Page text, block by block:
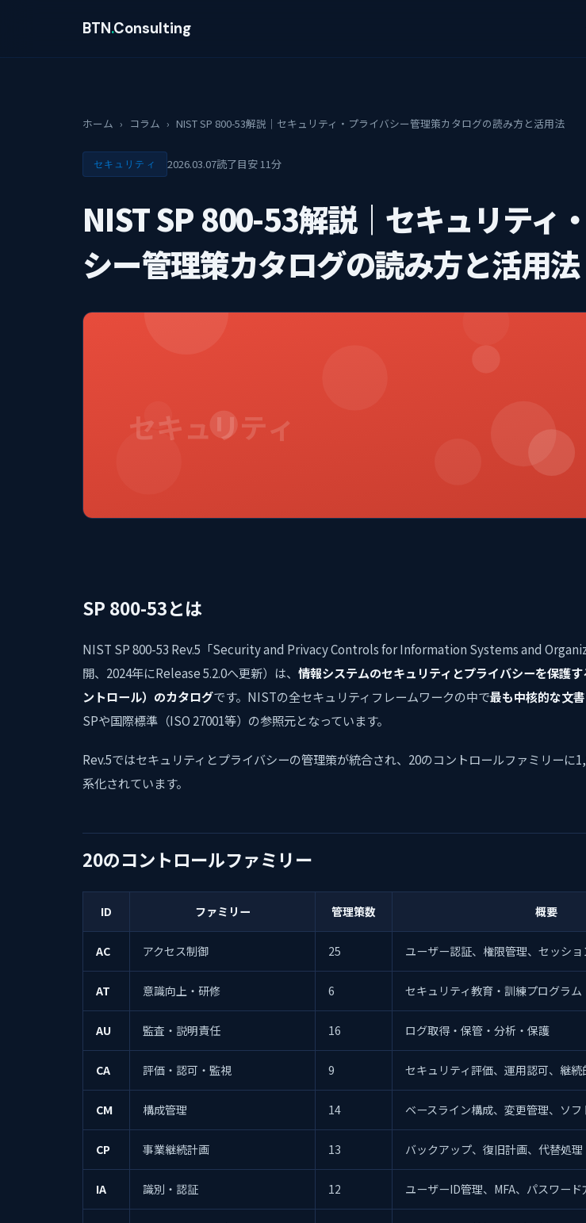
BTN.Consulting
ホーム › コラム › NIST SP 800-53解説｜セキュリティ・プライバシー管理策カタログの読み方と活用法
セキュリティ 2026.03.07読了目安 11分
NIST SP 800-53解説｜セキュリティ
シー管理策カタログの読み方と活用法
セキュリティ
SP 800-53とは
NIST SP 800-53 Rev.5「Security and Privacy Controls for Information Systems and
開、2024年にRelease 5.2.0へ更新）は、 情報システムのセキュリティとプライバシーを保護
ントロール）のカタログです。NISTの全セキュリティフレームワークの中で最も中核的な文書
SPや国際標準（ISO 27001等）の参照元となっています。
Rev.5ではセキュリティとプライバシーの管理策が統合され、20のコントロールファミリーに
系化されています。
20のコントロールファミリー
ID ファミリー 管理策数 概要
AC アクセス制御 25 ユーザー認証、権限管理、セッショ
AT 意識向上・研修 6 セキュリティ教育・訓練プログラム
AU 監査・説明責任 16 ログ取得・保管・分析・保護
CA 評価・認可・監視 9 セキュリティ評価、運用認可、継続
CM 構成管理 14 ベースライン構成、変更管理、ソフ
CP 事業継続計画 13 バックアップ、復旧計画、代替処理
IA 識別・認証 12 ユーザーID管理、MFA、パスワード